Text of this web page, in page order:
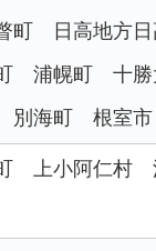
町
日高地方
浦幌町
十勝
別海町 根室市
上小阿仁村